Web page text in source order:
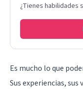
¿Tienes habilidades
Es mucho lo que
Sus experiencias,